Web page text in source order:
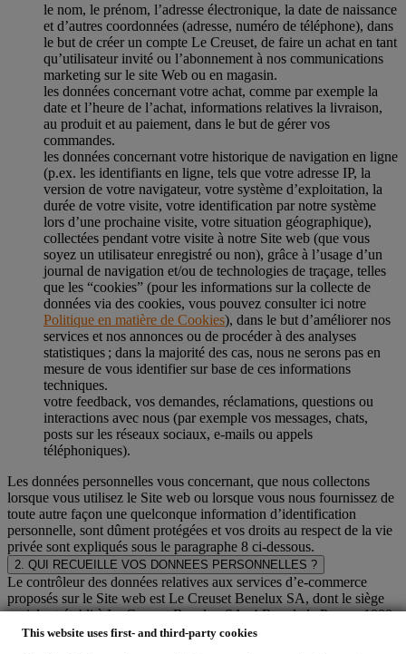
This website uses first- and third-party cookies
le nom, le prénom, l’adresse électronique, la date de naissance
et d’autres coordonnées (adresse, numéro de téléphone), dans
le but de créer un compte Le Creuset, de faire un achat en tant
qu’utilisateur invité ou l’abonnement à nos communications
marketing sur le site Web ou en magasin.
les données concernant votre achat, comme par exemple la
date et l’heure de l’achat, informations relatives la livraison,
au produit et au paiement, dans le but de gérer vos
commandes.
les données concernant votre historique de navigation en ligne
(p.ex. les identifiants en ligne, tels que votre adresse IP, la
version de votre navigateur, votre système d’exploitation, la
durée de votre visite, votre identification par notre système
lors d’une prochaine visite, votre situation géographique),
collectées pendant votre visite à notre Site web (que vous
soyez un utilisateur enregistré ou non), grâce à l’usage d’un
journal de navigation et/ou de technologies de traçage, telles
que les “cookies” (pour les informations sur la collecte de
données via des cookies, vous pouvez consulter ici notre
Politique en matière de Cookies), dans le but d’améliorer nos
services et nos annonces ou de procéder à des analyses
statistiques ; dans la majorité des cas, nous ne serons pas en
mesure de vous identifier sur base de ces informations
techniques.
votre feedback, vos demandes, réclamations, questions ou
interactions avec nous (par exemple vos messages, chats,
posts sur les réseaux sociaux, e-mails ou appels
téléphoniques).
Les données personnelles vous concernant, que nous collectons
lorsque vous utilisez le Site web ou lorsque vous nous fournissez de
toute autre façon une quelconque information d’identification
personnelle, sont dûment protégées et vos droits au respect de la vie
privée sont expliqués sous le paragraphe 8 ci-dessous.
2. QUI RECUEILLE VOS DONNEES PERSONNELLES ?
Le contrôleur des données relatives aux services d’e-commerce
proposés sur le Site web est Le Creuset Benelux SA, dont le siège
social est établi à Le Creuset Benelux SA, 4 Rue de la Presse, 1000
Bruxelles, Belgique.